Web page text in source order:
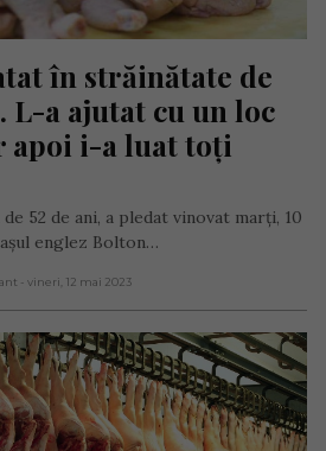
în străinătate de
L-a ajutat cu un loc
apoi i-a luat toți
52 de ani, a pledat vinovat marți, 10
englez Bolton…
- vineri, 12 mai 2023